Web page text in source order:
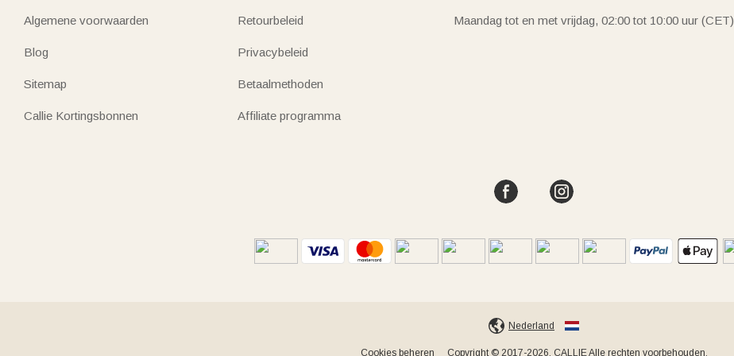
Algemene voorwaarden
Blog
Sitemap
Callie Kortingsbonnen
Retourbeleid
Privacybeleid
Betaalmethoden
Affiliate programma
Maandag tot en met vrijdag, 02:00 tot 10:00 uur (CET)
Nederland
Cookies beheren Copyright © 2017-2026, CALLIE Alle rechten voorbehouden.